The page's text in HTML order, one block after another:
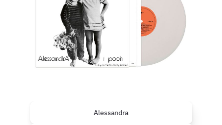
Alessandra